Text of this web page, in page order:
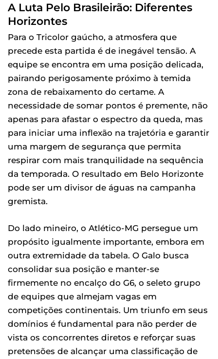
A Luta Pelo Brasileirão: Diferentes
Horizontes
Para o Tricolor gaúcho, a atmosfera que
precede esta partida é de inegável tensão. A
equipe se encontra em uma posição delicada,
pairando perigosamente próximo à temida
zona de rebaixamento do certame. A
necessidade de somar pontos é premente, não
apenas para afastar o espectro da queda, mas
para iniciar uma inflexão na trajetória e garantir
uma margem de segurança que permita
respirar com mais tranquilidade na sequência
da temporada. O resultado em Belo Horizonte
pode ser um divisor de águas na campanha
gremista.
Do lado mineiro, o Atlético-MG persegue um
propósito igualmente importante, embora em
outra extremidade da tabela. O Galo busca
consolidar sua posição e manter-se
firmemente no encalço do G6, o seleto grupo
de equipes que almejam vagas em
competições continentais. Um triunfo em seus
domínios é fundamental para não perder de
vista os concorrentes diretos e reforçar suas
pretensões de alcançar uma classificação de